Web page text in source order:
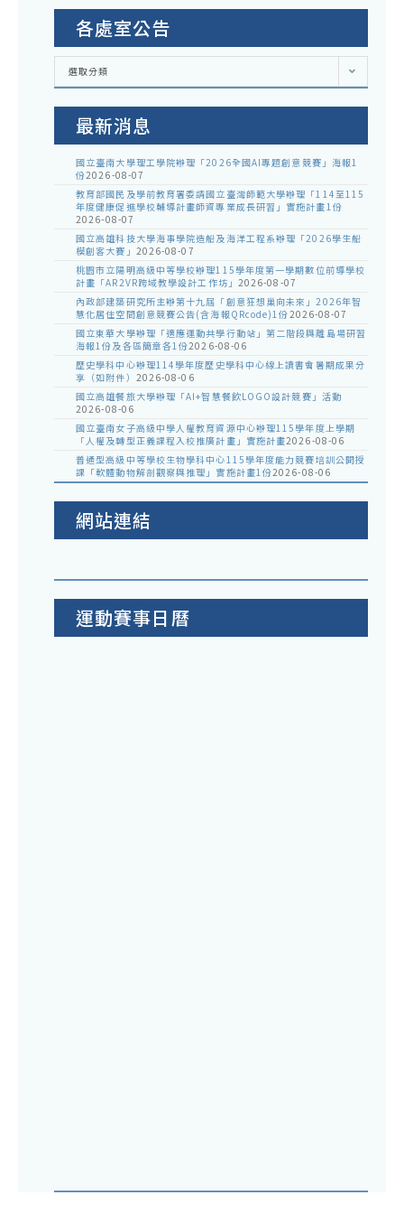
各處室公告
各
室
選取分類
最新消息
國立臺南大學理工學院辦理「2026全國AI專題創意競賽」海報1
份2026-08-07
教育部國民及學前教育署委請國立臺灣師範大學辦理「114至115
年度健康促進學校輔導計畫師資專業成長研習」實施計畫1份
2026-08-07
國立高雄科技大學海事學院造船及海洋工程系辦理「2026學生船
模創客大賽」 2026-08-07
桃園市立陽明高級中等學校辦理115學年度第一學期數位前導學校
計畫「AR2VR跨域教學設計工作坊」 2026-08-07
內政部建築研究所主辦第十九屆「創意狂想巢向未來」2026年智
慧化居住空間創意競賽公告(含海報QRcode)1份2026-08-07
國立東華大學辦理「適應運動共學行動站」第二階段與離島場研習
海報1份及各區簡章各1份2026-08-06
歷史學科中心辦理114學年度歷史學科中心線上讀書會暑期成果分
享（如附件） 2026-08-06
國立高雄餐旅大學辦理「AI+智慧餐飲LOGO設計競賽」活動
2026-08-06
國立臺南女子高級中學人權教育資源中心辦理115學年度上學期
「人權及轉型正義課程入校推廣計畫」實施計畫2026-08-06
普通型高級中等學校生物學科中心115學年度能力競賽培訓公開授
課「軟體動物解剖觀察與推理」實施計畫1份2026-08-06
網站連結
運動賽事日曆